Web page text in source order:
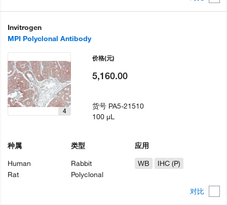
Invitrogen
MPI Polyclonal Antibody
对比
4
种属
Human
Rat
类型
Rabbit
Polyclonal
应用
WB
IHC (P)
价格(元)
5,160.00
货号 PA5-21510
100 µL